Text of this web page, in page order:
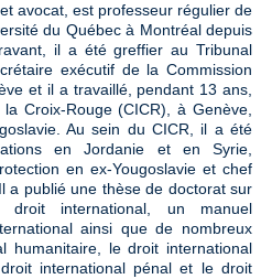
avocat, est professeur régulier de
du Québec à Montréal depuis
il a été greffier au Tribunal
exécutif de la Commission
et il a travaillé, pendant 13 ans,
Croix-Rouge (CICR), à Genève,
Au sein du CICR, il a été
en Jordanie et en Syrie,
en ex-Yougoslavie et chef
a publié une thèse de doctorat sur
international, un manuel
ainsi que de nombreux
humanitaire, le droit international
international pénal et le droit